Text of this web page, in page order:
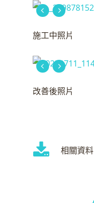
施工中照片
改善後照片
相關資料